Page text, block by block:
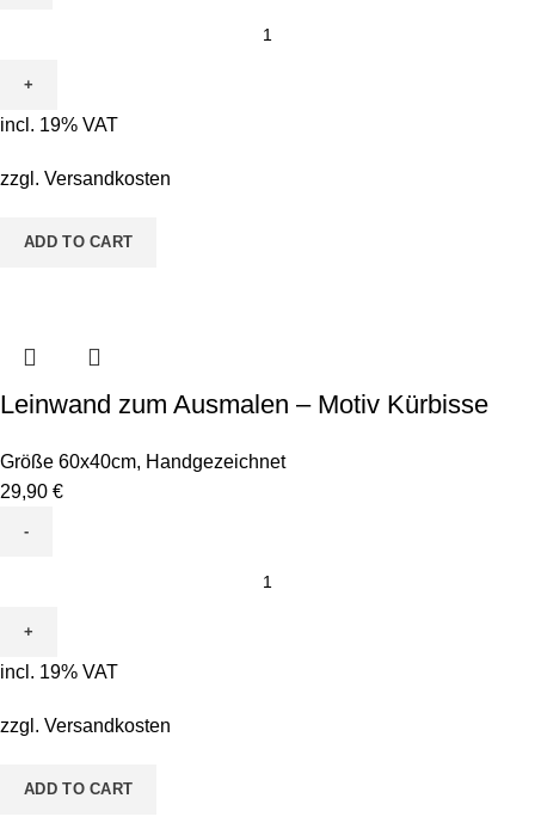
Ausmalen
-
Kastanienmännchen
incl. 19% VAT
zzgl. Versandkosten
ADD TO CART
Leinwand zum Ausmalen – Motiv Kürbisse
Größe 60x40cm, Handgezeichnet
29,90 €
Ausmalen
-
Kürbisse
incl. 19% VAT
zzgl. Versandkosten
ADD TO CART